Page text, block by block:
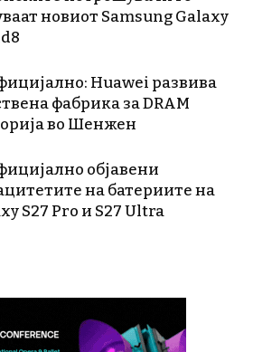
новиот Samsung Galaxy
Huawei развива
фабрика за DRAM
во Шенжен
објавени
на батериите на
S27 Pro и S27 Ultra